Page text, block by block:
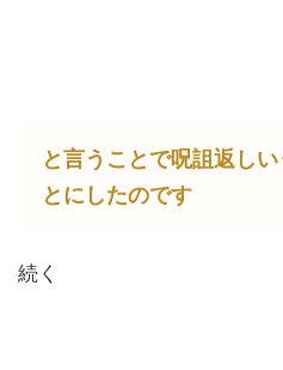
と言うことで呪詛返し
とにしたのです
続く